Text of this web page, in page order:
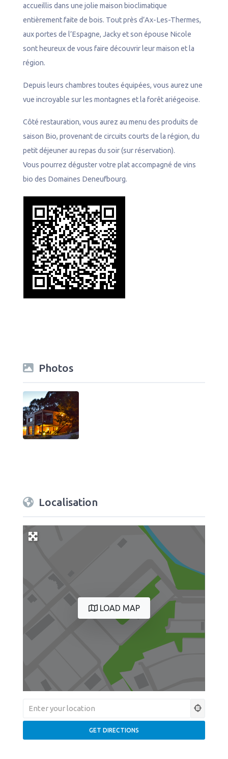
accueillis dans une jolie maison bioclimatique
entièrement faite de bois. Tout près d’Ax-Les-Thermes,
aux portes de l’Espagne, Jacky et son épouse Nicole
sont heureux de vous faire découvrir leur maison et la
région.
Depuis leurs chambres toutes équipées, vous aurez une
vue incroyable sur les montagnes et la forêt ariégeoise.
Côté restauration, vous aurez au menu des produits de
saison Bio, provenant de circuits courts de la région, du
petit déjeuner au repas du soir (sur réservation).
Vous pourrez déguster votre plat accompagné de vins
bio des Domaines Deneufbourg.
Photos
Localisation
LOAD MAP
l